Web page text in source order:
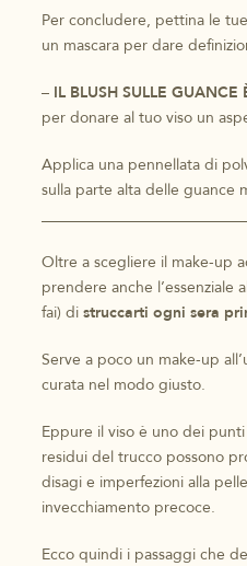
Per concludere, pettina le
un mascara per dare
– IL BLUSH SULLE GUANCE
per donare al tuo viso un
Applica una pennellata di
sulla parte alta delle guance
Oltre a scegliere il make-up
prendere anche l’essenziale
fai) di struccarti ogni sera
Serve a poco un make-up
curata nel modo giusto.
Eppure il viso è uno dei
residui del trucco possono
disagi e imperfezioni alla
invecchiamento precoce.
Ecco quindi i passaggi che